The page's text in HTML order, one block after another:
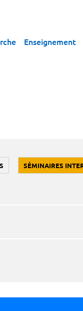
Enseignement
SÉMINAIRES